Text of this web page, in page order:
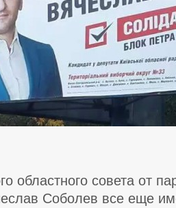
областного совета от
Соболев все еще